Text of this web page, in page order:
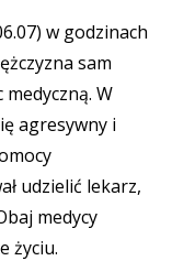
w godzinach
sam
medyczną. W
agresywny i
udzielić lekarz,
medycy
życiu.